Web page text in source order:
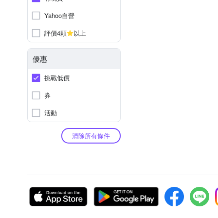
Yahoo自營
評價4顆
以上
優惠
挑戰低價
券
活動
清除所有條件